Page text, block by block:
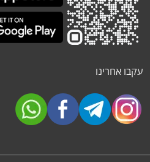
עקבו אחרינו